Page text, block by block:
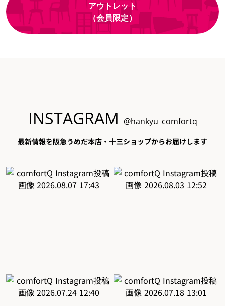
アウトレット
（会員限定）
INSTAGRAM @hankyu_comfortq
最新情報を阪急うめだ本店・十三ショップからお届けします